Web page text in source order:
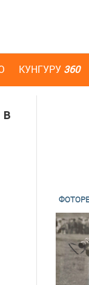
КУНГУРУ 360